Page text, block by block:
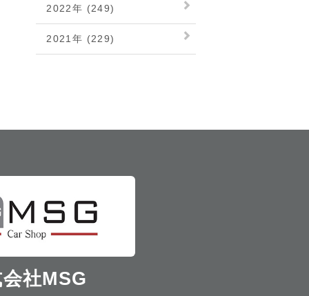
2022年 (249)
2021年 (229)
社MSG